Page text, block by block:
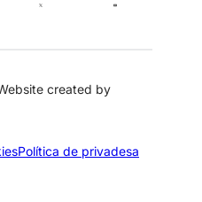
created by
Política de privadesa